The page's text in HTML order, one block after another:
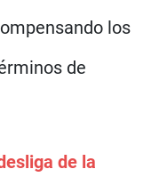
los
de
de la